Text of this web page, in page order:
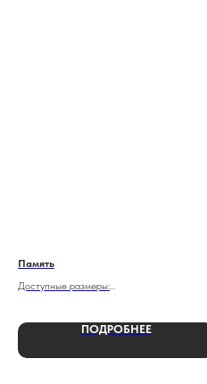
Память
Доступные размеры:
До 100х50х7 смПОДРОБНЕЕ